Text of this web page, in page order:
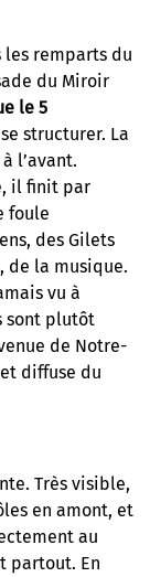
les remparts du
du Miroir
le 5
structurer. La
l’avant.
il finit par
foule
des Gilets
de la musique.
vu à
sont plutôt
de Notre-
diffuse du
Très visible,
en amont, et
au
partout. En